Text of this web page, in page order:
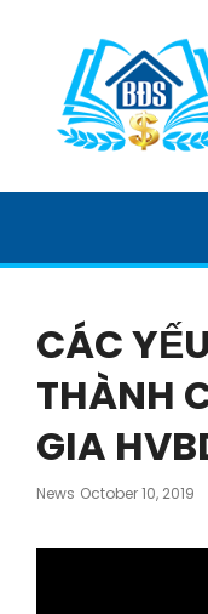
HỌC
SẢN
CÁC
THÀNH
GIA
News Posted
October 10, 2019